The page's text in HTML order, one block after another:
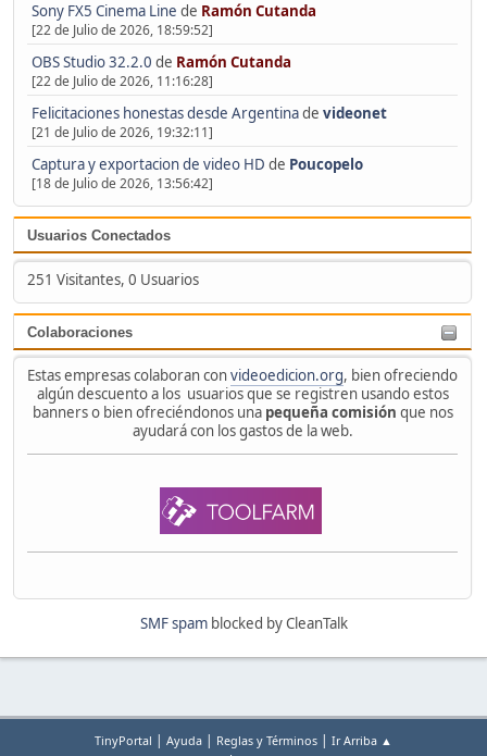
Sony FX5 Cinema Line de Ramón Cutanda
[22 de Julio de 2026, 18:59:52]
OBS Studio 32.2.0 de Ramón Cutanda
[22 de Julio de 2026, 11:16:28]
Felicitaciones honestas desde Argentinade videonet
[21 de Julio de 2026, 19:32:11]
Captura y exportacion de video HD de Poucopelo
[18 de Julio de 2026, 13:56:42]
Usuarios Conectados
251 Visitantes, 0 Usuarios
Colaboraciones
Estas empresas colaboran convideoedicion.org, bien ofreciendo
algún descuento a los usuarios que se registren usando estos
banners o bien ofreciéndonos una pequeña comisión que nos
ayudará con los gastos de la web.
SMF spamblocked by CleanTalk
TinyPortal | Ayuda | Reglas y Términos | Ir Arriba ▲